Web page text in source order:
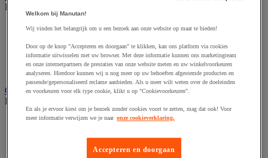
Bekijk de hele productgroep
Parasol en pergola
Tent en podium
Tuin- en terrasmeubilair
Tuinhuis
Gevelvlaggen
Bekijk de hele productgroep
Officiële vlag
Welkom bij Manutan!
Wij vinden het belangrijk om u een bezoek aan onze website op maat te bieden!
Door op de knop "Accepteren en doorgaan" te klikken, kan ons platform via cookies
informatie uitwisselen met uw browser. Met deze informatie kunnen ons marketingteam
en onze internetpartners de prestaties van onze website meten en uw winkelvoorkeuren
analyseren. Hierdoor kunnen wij u nog meer op uw behoeften afgestemde producten en
passende/gepersonaliseerd reclame aanbieden. Als u meer wilt weten over de doeleinden
en voorkeuren voor elk type cookie, klikt u op "Cookievoorkeuren".
En als je ervoor kiest om je bezoek zonder cookies voort te zetten, mag dat ook! Voor
meer informatie verwijzen we je naar onze cookieverklaring.
Accepteren en doorgaan